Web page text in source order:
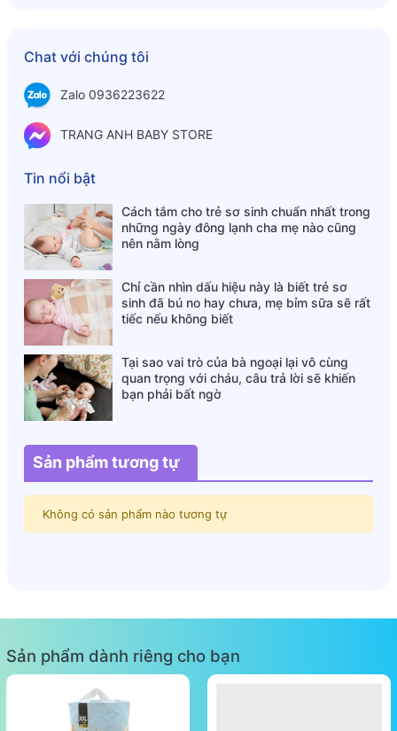
???????? đ??̂̉ ??????̛̃ ?????? ????̛??̛???? ????̣ ????̛̣ ????????̂??,
????́???? ??????́???? ????̣ ??????́?? ????̀ ????̛??̛?? ????????
??????̂́??. 10% ????̛̣?? ????????̣̂?? ?????????????? ????̀????
?????? ????́?? ????̂̉ ??????̛́?? ????̛̀ ????????̣̂?? ??????́?? đ??̛̃
????́?? ?????? đ??̀???? đ??̣?? ??????̛??̛????. ??????????????
????????̂?? ????̛̃?? ????̛), ??????̂???? ??????̛́?? ????????????,
??????̂???? ??????̂?? đ??̛??̛̀????, ??????̂́?? ?????? ????̂́?? ????̛́
??????̣ ?????? ????̀?? ??????́??!
Chat với chúng tôi
Zalo 0936223622
TRANG ANH BABY STORE
Tin nổi bật
Cách tắm cho trẻ sơ sinh chuẩn nhất trong
những ngày đông lạnh cha mẹ nào cũng
nên nằm lòng
Chỉ cần nhìn dấu hiệu này là biết trẻ sơ
sinh đã bú no hay chưa, mẹ bỉm sữa sẽ rất
tiếc nếu không biết
Tại sao vai trò của bà ngoại lại vô cùng
quan trọng với cháu, câu trả lời sẽ khiến
bạn phải bất ngờ
Sản phẩm tương tự
Không có sản phẩm nào tương tự
Sản phẩm dành riêng cho bạn